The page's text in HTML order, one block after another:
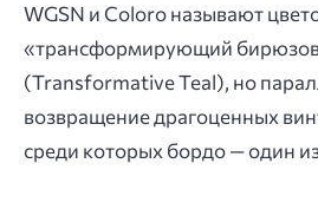
WGSN и Coloro называют
«трансформирующий
(Transformative Teal), но
возвращение драгоценных
среди которых бордо — один